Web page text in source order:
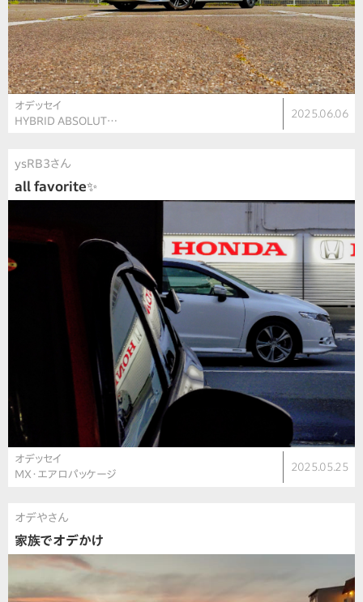
オデッセイ
HYBRID ABSOLUT…
2025.06.06
ysRB3さん
all favorite✨
オデッセイ
MX・エアロパッケージ
2025.05.25
オデやさん
家族でオデかけ